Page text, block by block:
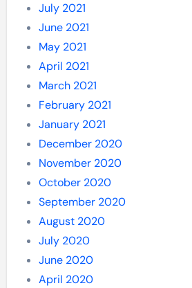
July 2021
June 2021
May 2021
April 2021
March 2021
February 2021
January 2021
December 2020
November 2020
October 2020
September 2020
August 2020
July 2020
June 2020
April 2020